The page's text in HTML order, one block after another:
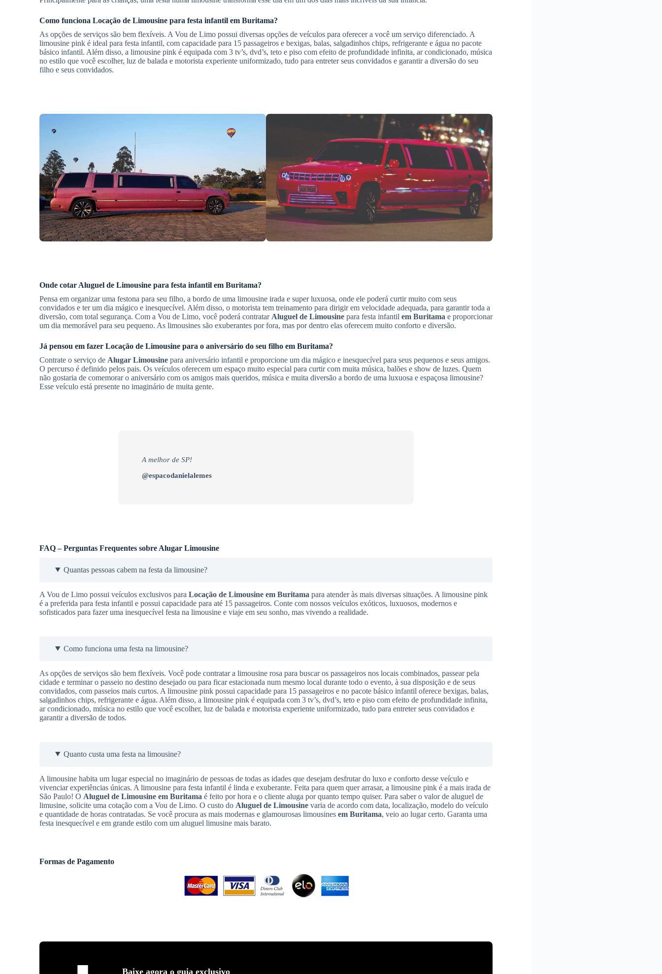
Como funciona Locação de Limousine para festa infantil em Buritama?
As opções de serviços são bem flexíveis. A Vou de Limo possui diversas opções de veículos para oferecer a você um serviço diferenciado. A
limousine pink é ideal para festa infantil, com capacidade para 15 passageiros e bexigas, balas, salgadinhos chips, refrigerante e água no pacote
básico infantil. Além disso, a limousine pink é equipada com 3 tv’s, dvd’s, teto e piso com efeito de profundidade infinita, ar condicionado, música
no estilo que você escolher, luz de balada e motorista experiente uniformizado, tudo para entreter seus convidados e garantir a diversão do seu
filho e seus convidados.
Onde cotar Aluguel de Limousine para festa infantil em Buritama?
Pensa em organizar uma festona para seu filho, a bordo de uma limousine irada e super luxuosa, onde ele poderá curtir muito com seus
convidados e ter um dia mágico e inesquecível. Além disso, o motorista tem treinamento para dirigir em velocidade adequada, para garantir toda a
diversão, com total segurança. Com a Vou de Limo, você poderá contratar Aluguel de Limousine para festa infantil em Buritama e proporcionar
um dia memorável para seu pequeno. As limousines são exuberantes por fora, mas por dentro elas oferecem muito conforto e diversão.
Já pensou em fazer Locação de Limousine para o aniversário do seu filho em Buritama?
Contrate o serviço de Alugar Limousine para aniversário infantil e proporcione um dia mágico e inesquecível para seus pequenos e seus amigos.
O percurso é definido pelos pais. Os veículos oferecem um espaço muito especial para curtir com muita música, balões e show de luzes. Quem
não gostaria de comemorar o aniversário com os amigos mais queridos, música e muita diversão a bordo de uma luxuosa e espaçosa limousine?
Esse veículo está presente no imaginário de muita gente.
A melhor de SP!
@espacodanielalemes
FAQ – Perguntas Frequentes sobre Alugar Limousine
Quantas pessoas cabem na festa da limousine?
A Vou de Limo possui veículos exclusivos para Locação de Limousine em Buritama para atender às mais diversas situações. A limousine pink
é a preferida para festa infantil e possui capacidade para até 15 passageiros. Conte com nossos veículos exóticos, luxuosos, modernos e
sofisticados para fazer uma inesquecível festa na limousine e viaje em seu sonho, mas vivendo a realidade.
Como funciona uma festa na limousine?
As opções de serviços são bem flexíveis. Você pode contratar a limousine rosa para buscar os passageiros nos locais combinados, passear pela
cidade e terminar o passeio no destino desejado ou para ficar estacionada num mesmo local durante todo o evento, à sua disposição e de seus
convidados, com passeios mais curtos. A limousine pink possui capacidade para 15 passageiros e no pacote básico infantil oferece bexigas, balas,
salgadinhos chips, refrigerante e água. Além disso, a limousine pink é equipada com 3 tv’s, dvd’s, teto e piso com efeito de profundidade infinita,
ar condicionado, música no estilo que você escolher, luz de balada e motorista experiente uniformizado, tudo para entreter seus convidados e
garantir a diversão de todos.
Quanto custa uma festa na limousine?
A limousine habita um lugar especial no imaginário de pessoas de todas as idades que desejam desfrutar do luxo e conforto desse veículo e
vivenciar experiências únicas. A limousine para festa infantil é linda e exuberante. Feita para quem quer arrasar, a limousine pink é a mais irada de
São Paulo! O Aluguel de Limousine em Buritama é feito por hora e o cliente aluga por quanto tempo quiser. Para saber o valor de aluguel de
limusine, solicite uma cotação com a Vou de Limo. O custo do Aluguel de Limousine varia de acordo com data, localização, modelo do veículo
e quantidade de horas contratadas. Se você procura as mais modernas e glamourosas limousines em Buritama, veio ao lugar certo. Garanta uma
festa inesquecível e em grande estilo com um aluguel limusine mais barato.
Formas de Pagamento
Baixe agora o guia exclusivo